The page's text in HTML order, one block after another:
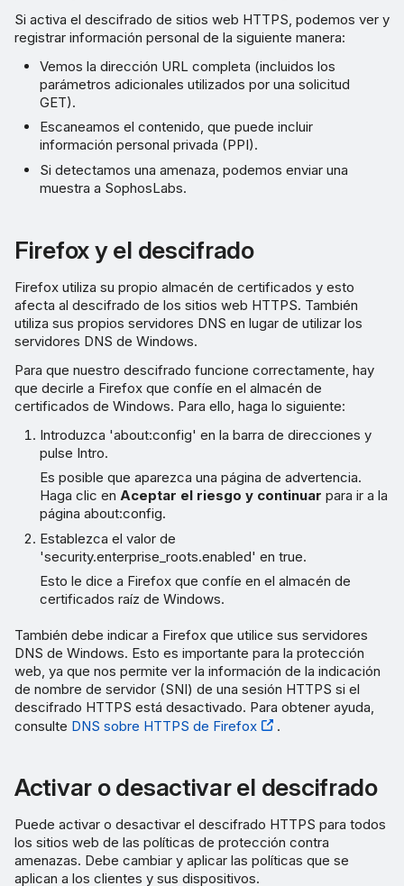
Si activa el descifrado de sitios web HTTPS, podemos ver y
registrar información personal de la siguiente manera:
Vemos la dirección URL completa (incluidos los
parámetros adicionales utilizados por una solicitud
GET).
Escaneamos el contenido, que puede incluir
información personal privada (PPI).
Si detectamos una amenaza, podemos enviar una
muestra a SophosLabs.
Firefox y el descifrado
Firefox utiliza su propio almacén de certificados y esto
afecta al descifrado de los sitios web HTTPS. También
utiliza sus propios servidores DNS en lugar de utilizar los
servidores DNS de Windows.
Para que nuestro descifrado funcione correctamente, hay
que decirle a Firefox que confíe en el almacén de
certificados de Windows. Para ello, haga lo siguiente:
Introduzca 'about:config' en la barra de direcciones y
pulse Intro.
Es posible que aparezca una página de advertencia.
Haga clic enAceptar el riesgo y continuar para ir a la
página about:config.
Establezca el valor de
'security.enterprise_roots.enabled' en true.
Esto le dice a Firefox que confíe en el almacén de
certificados raíz de Windows.
También debe indicar a Firefox que utilice sus servidores
DNS de Windows. Esto es importante para la protección
web, ya que nos permite ver la información de la indicación
de nombre de servidor (SNI) de una sesión HTTPS si el
descifrado HTTPS está desactivado. Para obtener ayuda,
consulte DNS sobre HTTPS de Firefox .
Activar o desactivar el descifrado
Puede activar o desactivar el descifrado HTTPS para todos
los sitios web de las políticas de protección contra
amenazas. Debe cambiar y aplicar las políticas que se
aplican a los clientes y sus dispositivos.